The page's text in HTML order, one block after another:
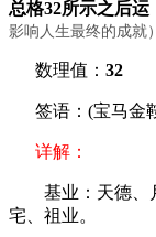
总格32所示之后运
影响人生最终的成就）
数理值： 32
签语：(宝马金
详解：
基业：天德、月
宅、祖业。